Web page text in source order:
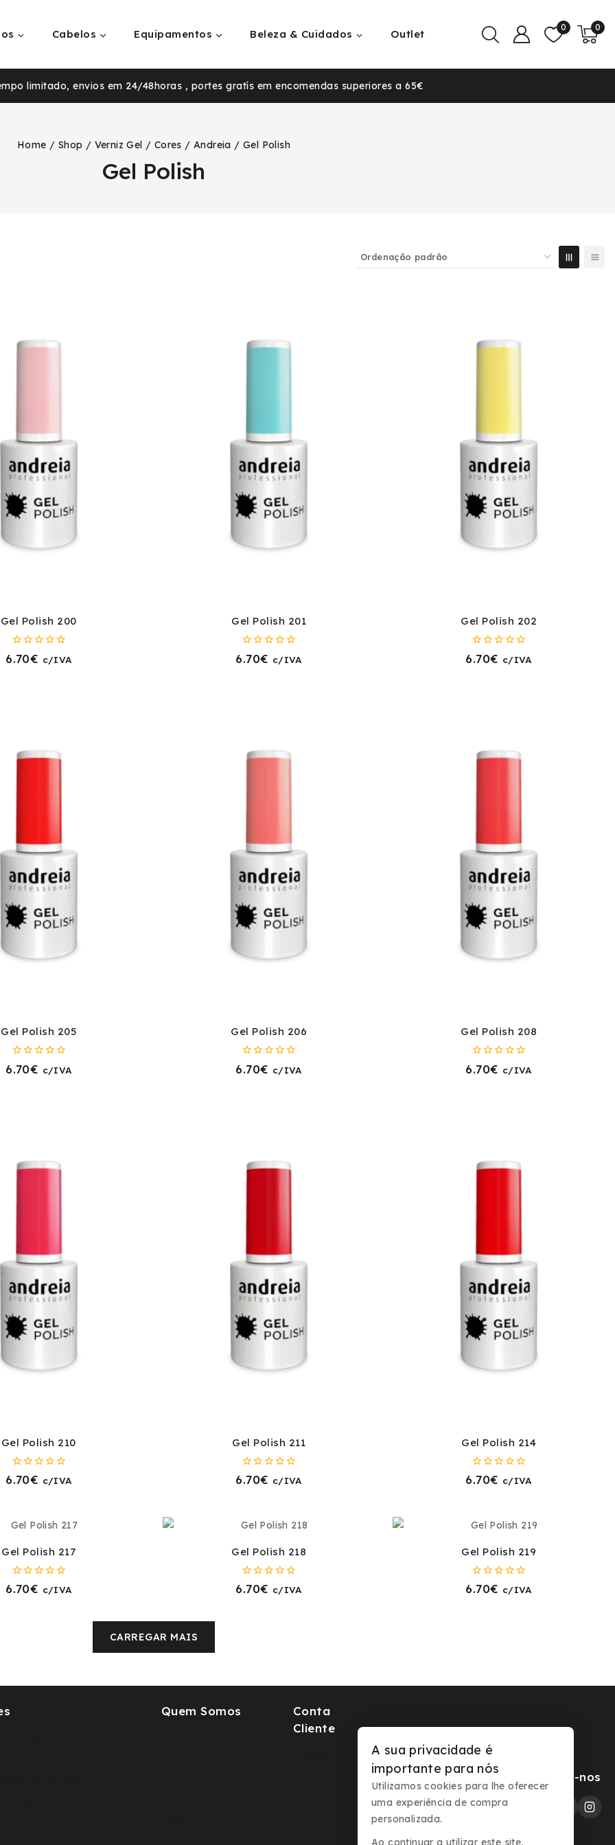
Cabelos Equipamentos Beleza & Cuidados Outlet
0 0
limitado, envios em 24/48horas , portes gratís em encomendas superiores a 65€
Home / Shop / Verniz Gel / Cores / Andreia / Gel Polish
Gel Polish
Gel Polish 200
0
fora
6.70€ c/IVA
Gel Polish 201
0
fora
6.70€ c/IVA
Gel Polish 202
0
fora
6.70€ c/IVA
Gel Polish 205
0
fora
6.70€ c/IVA
Gel Polish 206
0
fora
6.70€ c/IVA
Gel Polish 208
0
fora
6.70€ c/IVA
Gel Polish 210
0
fora
6.70€ c/IVA
Gel Polish 211
0
fora
6.70€ c/IVA
Gel Polish 214
0
fora
6.70€ c/IVA
Gel Polish 217
0
fora
6.70€ c/IVA
Gel Polish 218
0
fora
6.70€ c/IVA
Gel Polish 219
0
fora
6.70€ c/IVA
CARREGAR MAIS
Quem Somos
Conta
Cliente
Segue-nos
A sua privacidade é
importante para nós
Utilizamos cookies para lhe oferecer
uma experiência de compra
personalizada.
Ao continuar a utilizar este site,